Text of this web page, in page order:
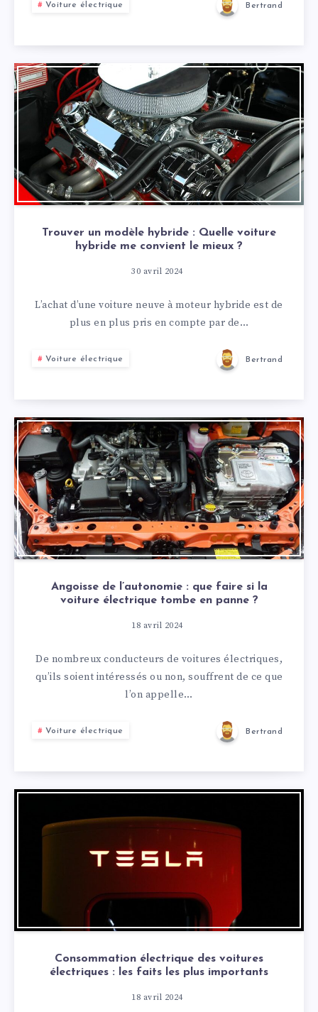
Voiture électrique Bertrand
Trouver un modèle hybride : Quelle voiture
hybride me convient le mieux ?
30 avril 2024
L’achat d’une voiture neuve à moteur hybride est de
plus en plus pris en compte par de…
Voiture électrique Bertrand
Angoisse de l’autonomie : que faire si la
voiture électrique tombe en panne ?
18 avril 2024
De nombreux conducteurs de voitures électriques,
qu’ils soient intéressés ou non, souffrent de ce que
l’on appelle…
Voiture électrique Bertrand
Consommation électrique des voitures
électriques : les faits les plus importants
18 avril 2024